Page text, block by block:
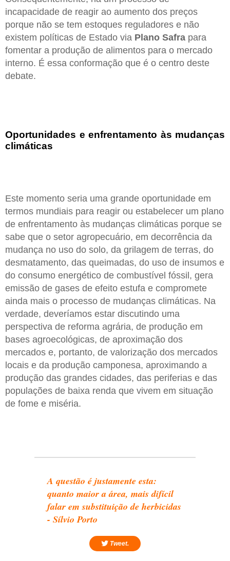
incapacidade de reagir ao aumento dos preços
porque não se tem estoques reguladores e não
existem políticas de Estado via Plano Safra para
fomentar a produção de alimentos para o mercado
interno. É essa conformação que é o centro deste
debate.
Oportunidades e enfrentamento às mudanças
climáticas
Este momento seria uma grande oportunidade em
termos mundiais para reagir ou estabelecer um plano
de enfrentamento às mudanças climáticas porque se
sabe que o setor agropecuário, em decorrência da
mudança no uso do solo, da grilagem de terras, do
desmatamento, das queimadas, do uso de insumos e
do consumo energético de combustível fóssil, gera
emissão de gases de efeito estufa e compromete
ainda mais o processo de mudanças climáticas. Na
verdade, deveríamos estar discutindo uma
perspectiva de reforma agrária, de produção em
bases agroecológicas, de aproximação dos
mercados e, portanto, de valorização dos mercados
locais e da produção camponesa, aproximando a
produção das grandes cidades, das periferias e das
populações de baixa renda que vivem em situação
de fome e miséria.
A questão é justamente esta:
quanto maior a área, mais difícil
falar em substituição de herbicidas
- Sílvio Porto
Tweet.